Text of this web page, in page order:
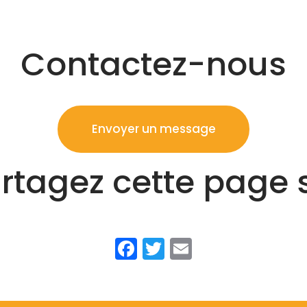
Contactez-nous
Envoyer un message
cette page
Facebook
Twitter